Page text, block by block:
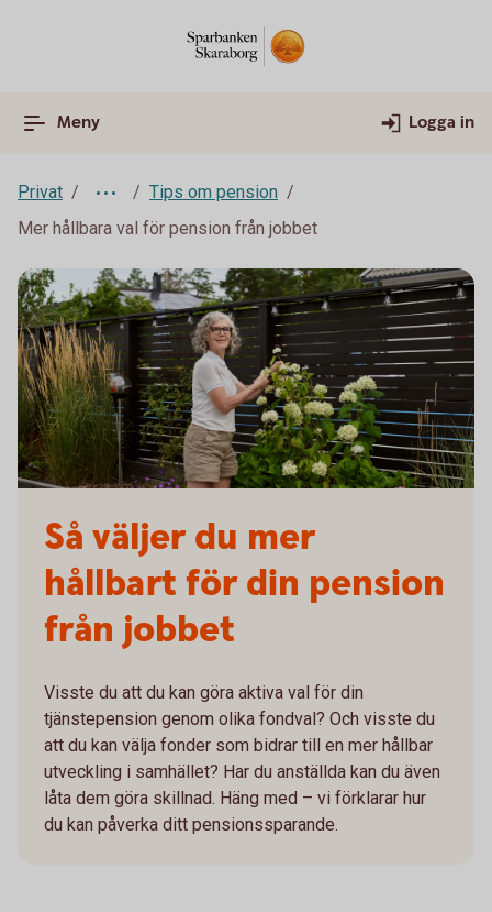
Meny Logga in
Privat
Tips om pension
Mer hållbara val för pension från jobbet
Så väljer du mer
hållbart för din pension
från jobbet
Visste du att du kan göra aktiva val för din
tjänstepension genom olika fondval? Och visste du
att du kan välja fonder som bidrar till en mer hållbar
utveckling i samhället? Har du anställda kan du även
låta dem göra skillnad. Häng med – vi förklarar hur
du kan påverka ditt pensionssparande.